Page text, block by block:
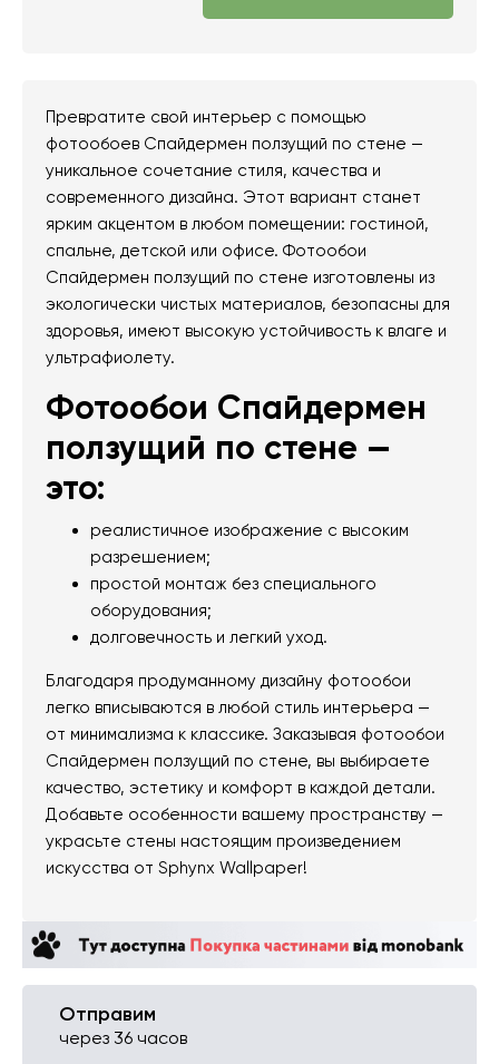
Превратите свой интерьер с помощью
фотообоев Спайдермен ползущий по стене —
уникальное сочетание стиля, качества и
современного дизайна. Этот вариант станет
ярким акцентом в любом помещении: гостиной,
спальне, детской или офисе. Фотообои
Спайдермен ползущий по стене изготовлены из
экологически чистых материалов, безопасны для
здоровья, имеют высокую устойчивость к влаге и
ультрафиолету.
Фотообои Спайдермен
ползущий по стене —
это:
реалистичное изображение с высоким
разрешением;
простой монтаж без специального
оборудования;
долговечность и легкий уход.
Благодаря продуманному дизайну фотообои
легко вписываются в любой стиль интерьера —
от минимализма к классике. Заказывая фотообои
Спайдермен ползущий по стене, вы выбираете
качество, эстетику и комфорт в каждой детали.
Добавьте особенности вашему пространству —
украсьте стены настоящим произведением
искусства от Sphynx Wallpaper!
Отправим
через 36 часов